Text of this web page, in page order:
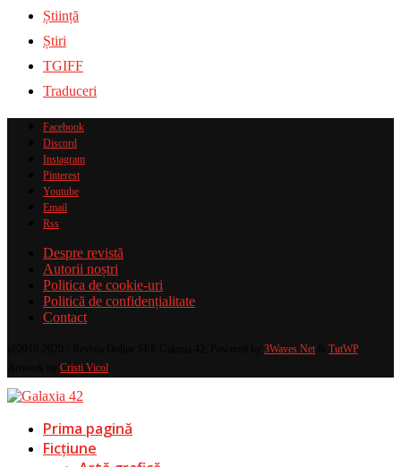
Știință
Știri
TGIFF
Traduceri
Facebook
Discord
Instagram
Pinterest
Youtube
Email
Rss
Despre revistă
Autorii noștri
Politica de cookie-uri
Politică de confidențialitate
Contact
3Waves Net& TutWP.
Cristi Vicol
Prima pagină
Ficțiune